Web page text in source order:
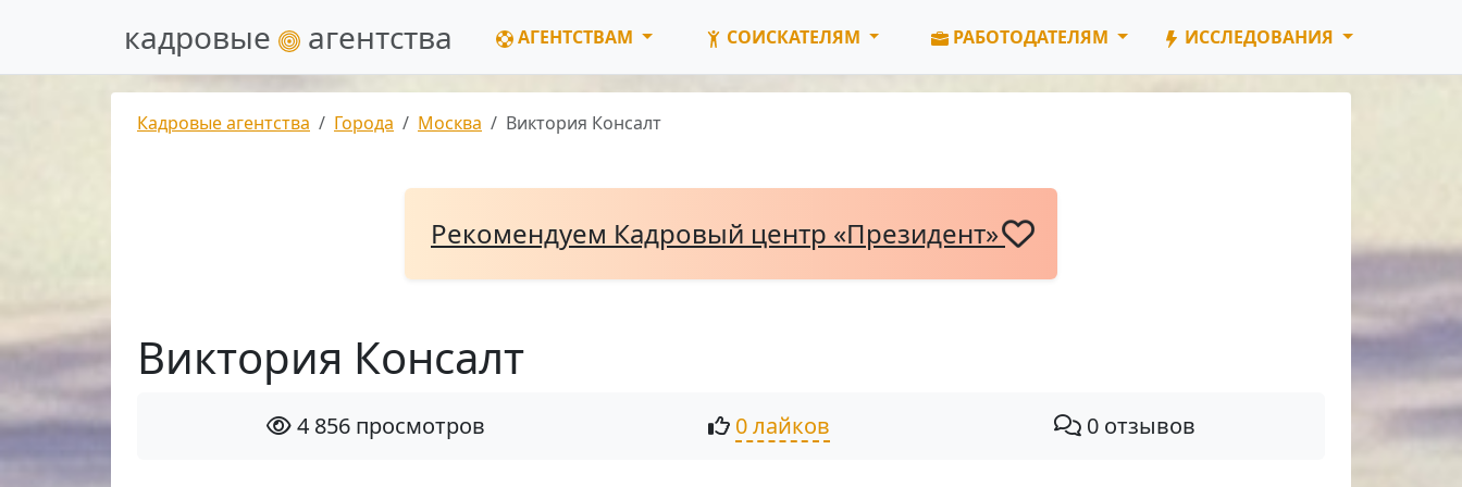
кадровые агентства АГЕНТСТВАМ СОИСКАТЕЛЯМ РАБОТОДАТЕЛЯМ ИССЛЕДОВАНИЯ
Кадровые агентства Города Москва Виктория Консалт
Рекомендуем Кадровый центр «Президент»
Виктория Консалт
4 856 просмотров 0 лайков 0 отзывов